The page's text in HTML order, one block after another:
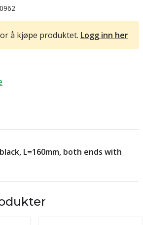
å kjøpe produktet. Logg inn her
L=160mm, both ends with